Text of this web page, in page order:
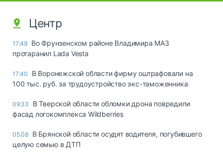
Центр
17:49 Во Фрунзенском районе Владимира МАЗ
протаранил Lada Vesta
17:40
В Воронежской области фирму оштрафовали на
100 тыс. руб. за трудоустройство экс-таможенника
09:33
В Тверской области обломки дрона повредили
фасад логокомплекса Wildberries
05.08 В Брянской области осудят водителя, погубившего
целую семью в ДТП